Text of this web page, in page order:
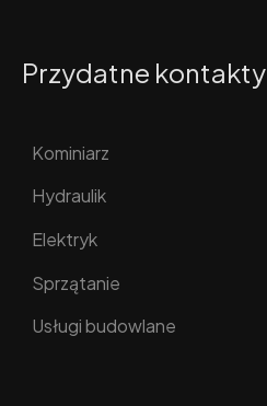
Przydatne kontakty
Kominiarz
Hydraulik
Elektryk
Sprzątanie
Usługi budowlane